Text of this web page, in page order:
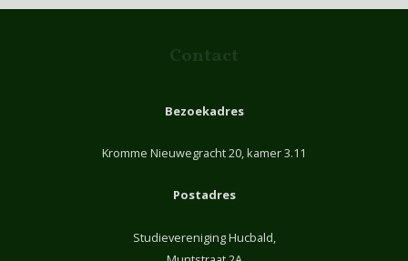
Contact
Bezoekadres
Kromme Nieuwegracht 20, kamer 3.11
Postadres
Studievereniging Hucbald,